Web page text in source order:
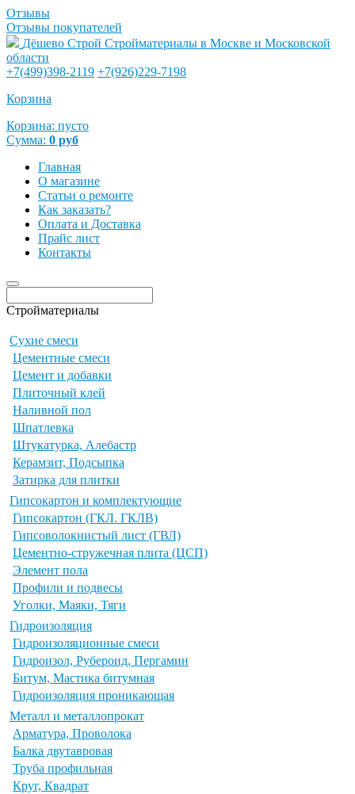
Отзывы
Отзывы покупателей
Дёшево Строй Стройматериалы в Москве и Московской
области
+7(499)398-2119 +7(926)229-7198
Корзина
Корзина: пусто
Сумма: 0 руб
Главная
О магазине
Статьи о ремонте
Как заказать?
Оплата и Доставка
Прайс лист
Контакты
Стройматериалы
Сухие смеси
Цементные смеси
Цемент и добавки
Плиточный клей
Наливной пол
Шпатлевка
Штукатурка, Алебастр
Керамзит, Подсыпка
Затирка для плитки
Гипсокартон и комплектующие
Гипсокартон (ГКЛ. ГКЛВ)
Гипсоволокнистый лист (ГВЛ)
Цементно-стружечная плита (ЦСП)
Элемент пола
Профили и подвесы
Уголки, Маяки, Тяги
Гидроизоляция
Гидроизоляционные смеси
Гидроизол, Рубероид, Пергамин
Битум, Мастика битумная
Гидроизоляция проникающая
Металл и металлопрокат
Арматура, Проволока
Балка двутавровая
Труба профильная
Круг, Квадрат